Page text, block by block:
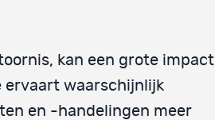
kan een grote impact
ervaart waarschijnlijk
en -handelingen meer